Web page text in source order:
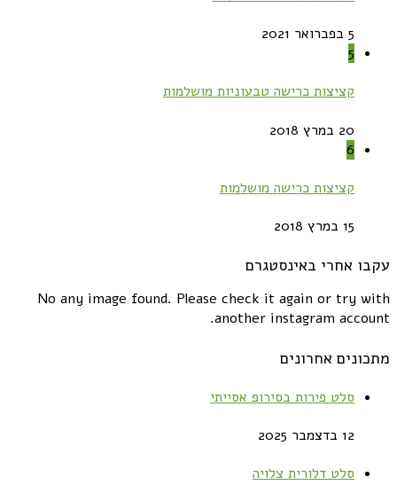
קציצות כרישה טבעוניות מושלמות
קציצות כרישה מושלמות
אחרי באינסטגרם
No any image found. Please check it again or try
another instagram
אחרונים
סלט פירות בסירופ אסייתי
סלט דלורית צלויה